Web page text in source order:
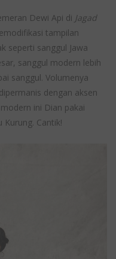
Dewi Api di Jagad
tampilan
seperti sanggul Jawa
sanggul modern lebih
sanggul. Volumenya
dengan aksen
ini Dian pakai
Kurung. Cantik!